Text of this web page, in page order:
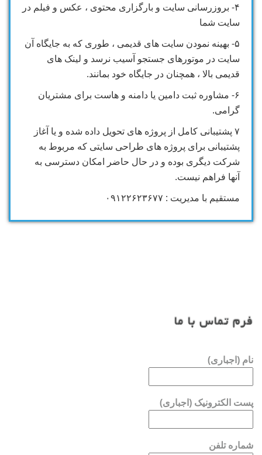
۴- بروزرسانی سایت و بارگزاری محتوی ، عکس و فیلم در
سایت شما
۵- بهینه نمودن سایت های قدیمی ، طوری که به جایگاه آن
سایت در موتورهای جستجو آسیب نرسد و لینک های
قدیمی بالا ، همچنان در جایگاه خود بمانند.
۶- مشاوره ثبت دامین یا دامنه و هاست برای مشتریان
گرامی.
۷ پشتیبانی کامل از پروژه های تحویل داده شده و یا آغاز
پشتیبانی برای پروژه های طراحی سایتی که مربوط به
شرکت دیگری بوده و در حال حاضر امکان دسترسی به
آنها فراهم نیست.
مستقیم با مدیریت : ۰۹۱۲۲۶۲۳۶۷۷
فرم تماس با ما
نام (اجباری)
پست الکترونیک (اجباری)
شماره تلفن